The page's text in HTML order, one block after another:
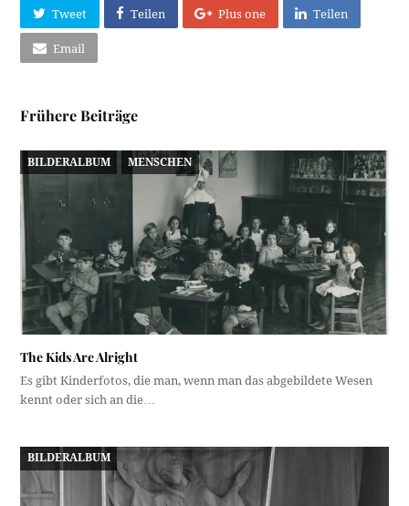
Tweet Teilen Plus one Teilen
Email
Frühere Beiträge
BILDERALBUM MENSCHEN
The Kids Are Alright
Es gibt Kinderfotos, die man, wenn man das abgebildete Wesen
kennt oder sich an die…
BILDERALBUM